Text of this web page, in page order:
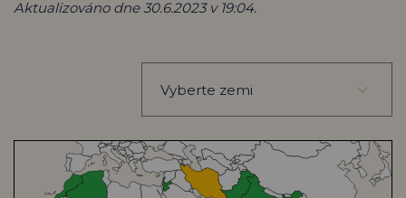
Aktualizováno dne 30.6.2023 v 19:04.